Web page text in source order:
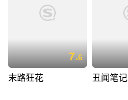
7.6
末路狂花 丑闻笔记